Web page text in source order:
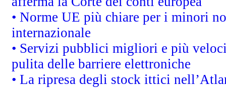
• Norme UE più chiare per i minori
internazionale
• Servizi pubblici migliori e più
pulita delle barriere elettroniche
• La ripresa degli stock ittici